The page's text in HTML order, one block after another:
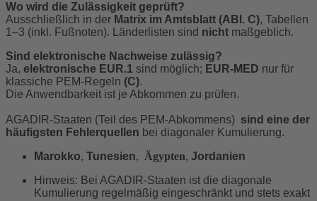
Wo wird die Zulässigkeit geprüft?
Ausschließlich in der Matrix im Amtsblatt (ABl. C), Tabellen
1–3 (inkl. Fußnoten). Länderlisten sind nicht maßgeblich.
Sind elektronische Nachweise zulässig?
Ja, elektronische EUR.1 sind möglich; EUR-MED nur für
klassiche PEM-Regeln (C).
Die Anwendbarkeit ist je Abkommen zu prüfen.
AGADIR-Staaten (Teil des PEM-Abkommens) sind eine der
häufigsten Fehlerquellen bei diagonaler Kumulierung.
Marokko, Tunesien, Ägypten, Jordanien
Hinweis: Bei AGADIR-Staaten ist die diagonale
Kumulierung regelmäßig eingeschränkt und stets exakt